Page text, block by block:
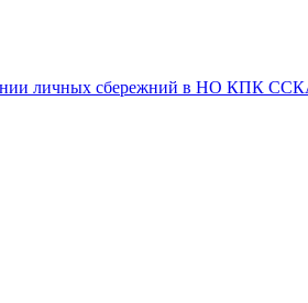
личных сбережний в НО КПК